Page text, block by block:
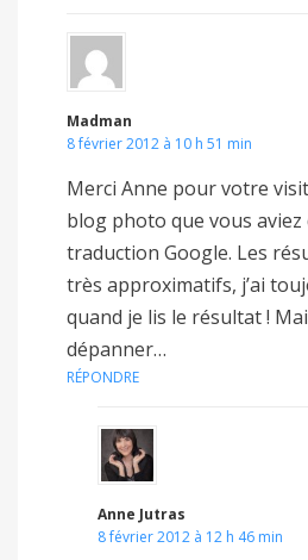
Madman
8 février 2012 à 10 h 51 min
Merci Anne pour votre
blog photo que vous aviez
traduction Google. Les
très approximatifs, j’ai
quand je lis le résultat !
dépanner…
RÉPONDRE
Anne Jutras
8 février 2012 à 12 h 46 min